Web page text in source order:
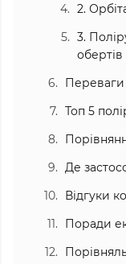
2.
3.
обертів
Переваги
Топ 5
Де
Відгуки
Поради